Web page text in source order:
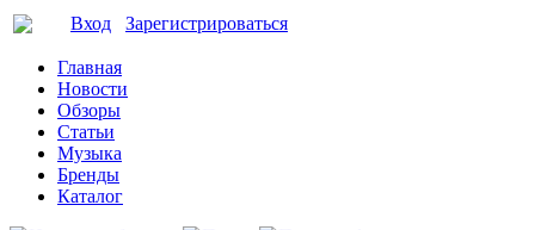
Вход Зарегистрироваться
Главная
Новости
Обзоры
Статьи
Музыка
Бренды
Каталог